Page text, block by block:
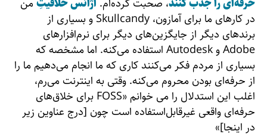
حرفه‌ای را جذب کنند، صحبت کرده‌ام. آژانس خلاقیتِمن
در کارهای ما برای آمازون‌، Skullcandy و بسیاری از
برندهای دیگر از جایگزین‌های دیگر برای نرم‌افزارهای
Adobe و Autodesk استفاده می‌کنه. اما مشخصه که
بسیاری از مردم فکر می‌کنند کاری که ما انجام می‌دهیم ما را
از حرفه‌ای بودن محروم می‌کنه. وقتی به اینترنت می‌رم،
اغلب این استدلال را می خوانم «FOSS برای خلاق‌های
حرفه‌ای واقعی غیرقابل‌استفاده است چون [درج عناوین زیر
در اینجا]»